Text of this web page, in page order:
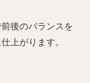
後のバランスを
上がります。